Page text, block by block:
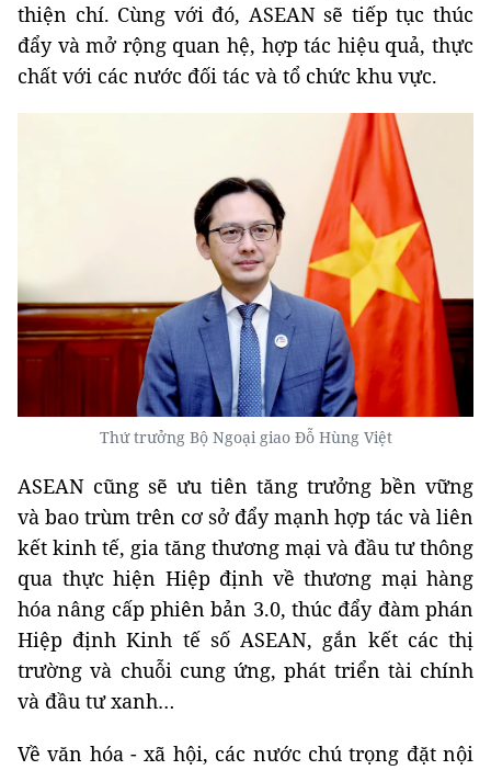
thiện chí. Cùng với đó, ASEAN sẽ tiếp tục thúc
đẩy và mở rộng quan hệ, hợp tác hiệu quả, thực
chất với các nước đối tác và tổ chức khu vực.
Thứ trưởng Bộ Ngoại giao Đỗ Hùng Việt
ASEAN cũng sẽ ưu tiên tăng trưởng bền vững
và bao trùm trên cơ sở đẩy mạnh hợp tác và liên
kết kinh tế, gia tăng thương mại và đầu tư thông
qua thực hiện Hiệp định về thương mại hàng
hóa nâng cấp phiên bản 3.0, thúc đẩy đàm phán
Hiệp định Kinh tế số ASEAN, gắn kết các thị
trường và chuỗi cung ứng, phát triển tài chính
và đầu tư xanh…
Về văn hóa - xã hội, các nước chú trọng đặt nội